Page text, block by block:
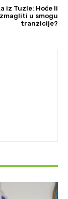
iz Tuzle: Hoće li
u smogu
tranzicije?